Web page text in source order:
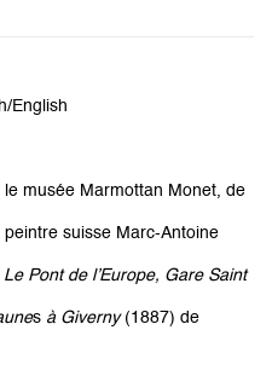
English
le musée Marmottan Monet, de
suisse Marc-Antoine
Le Pont de l’Europe, Gare Saint
s à Giverny(1887) de